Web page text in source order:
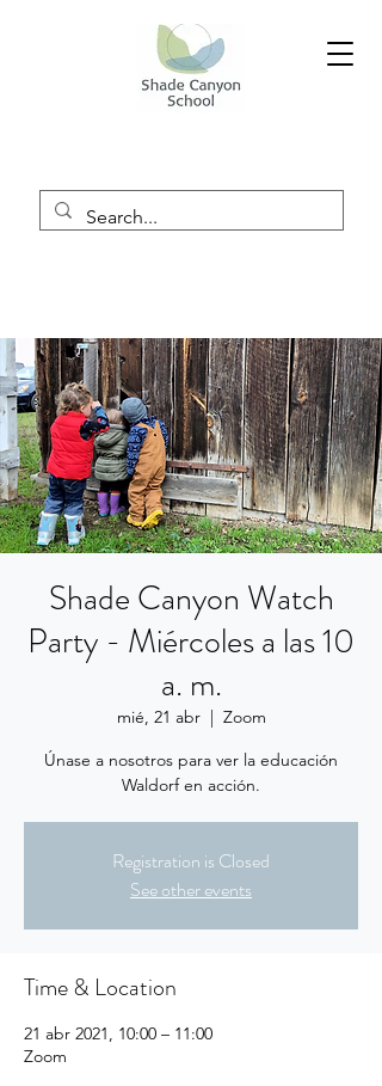
Shade Canyon Watch
Party - Miércoles a las 10
a. m.
mié, 21 abr
  |
Zoom
Únase a nosotros para ver la educación
Waldorf en acción.
Registration is Closed
See other events
Time & Location
21 abr 2021, 10:00 – 11:00
Zoom